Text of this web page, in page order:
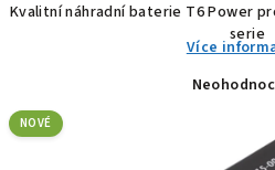
Kvalitní náhradní baterie T6 Power
serie
Více
Průměrné
NOVÉ